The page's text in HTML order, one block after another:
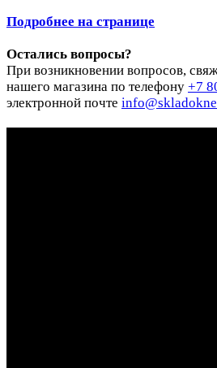
Подробнее на странице
Остались вопросы?
При возникновении вопросов,
нашего магазина по телефону +7
электронной почте